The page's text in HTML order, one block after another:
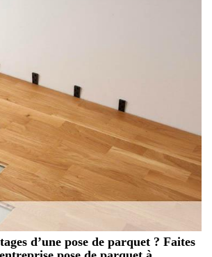
d’une pose de parquet ? Faites